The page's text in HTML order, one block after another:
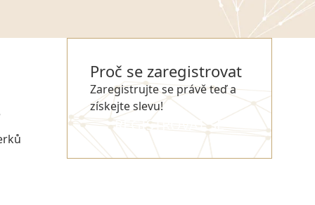
Proč se zaregistrovat
Zaregistrujte se právě teď a
získejte slevu!
REGISTROVAT SE